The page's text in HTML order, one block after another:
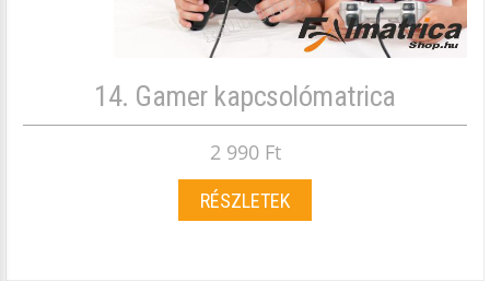
14. Gamer kapcsolómatrica
2 990 Ft
RÉSZLETEK